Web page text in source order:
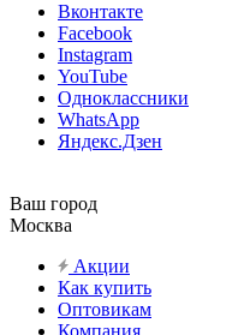
Вконтакте
Facebook
Instagram
YouTube
Одноклассники
WhatsApp
Яндекс.Дзен
Ваш город
Москва
Акции
Как купить
Оптовикам
Компания